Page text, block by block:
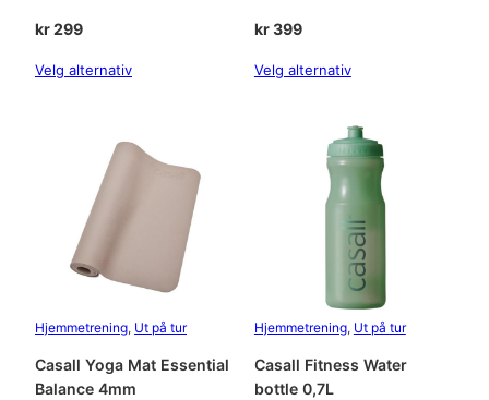
kr299
Velg alternativ
kr399
Velg alternativ
Hjemmetrening, Ut på tur
Casall Yoga Mat Essential
Balance 4mm
Hjemmetrening, Ut på tur
Casall Fitness Water
bottle 0,7L